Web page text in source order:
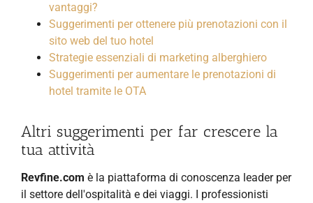
vantaggi?
Suggerimenti per ottenere più prenotazioni con il
sito web del tuo hotel
Strategie essenziali di marketing alberghiero
Suggerimenti per aumentare le prenotazioni di
hotel tramite le OTA
Altri suggerimenti per far crescere la
tua attività
Revfine.com è la piattaforma di conoscenza leader per
il settore dell'ospitalità e dei viaggi. I professionisti